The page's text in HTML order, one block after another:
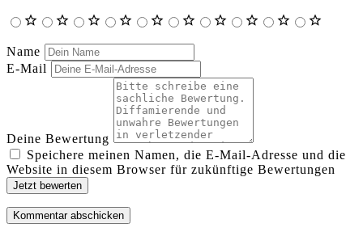
Name
E-Mail
Deine Bewertung
Speichere meinen Namen, die E-Mail-Adresse und die
Website in diesem Browser für zukünftige Bewertungen
Jetzt bewerten